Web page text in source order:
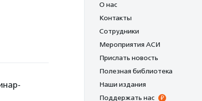
О нас
Контакты
Сотрудники
Мероприятия АСИ
Прислать новость
Полезная библиотека
Наши издания
Поддержать нас